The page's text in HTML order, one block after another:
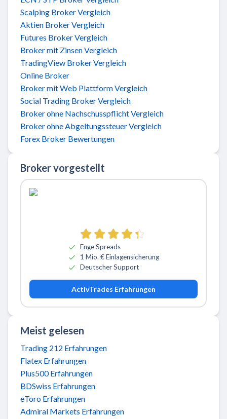
Scalping Broker Vergleich
Aktien Broker Vergleich
Futures Broker Vergleich
Broker mit Zinsen Vergleich
TradingView Broker Vergleich
Online Broker
Broker mit Web Plattform Vergleich
Social Trading Broker Vergleich
Broker ohne Nachschusspflicht Vergleich
Broker ohne Abgeltungssteuer Vergleich
Forex Broker Bewertungen
Broker vorgestellt
Enge Spreads
1 Mio. € Einlagensicherung
Deutscher Support
ActivTrades Erfahrungen
Meist gelesen
Trading 212 Erfahrungen
Flatex Erfahrungen
Plus500 Erfahrungen
BDSwiss Erfahrungen
eToro Erfahrungen
Admiral Markets Erfahrungen